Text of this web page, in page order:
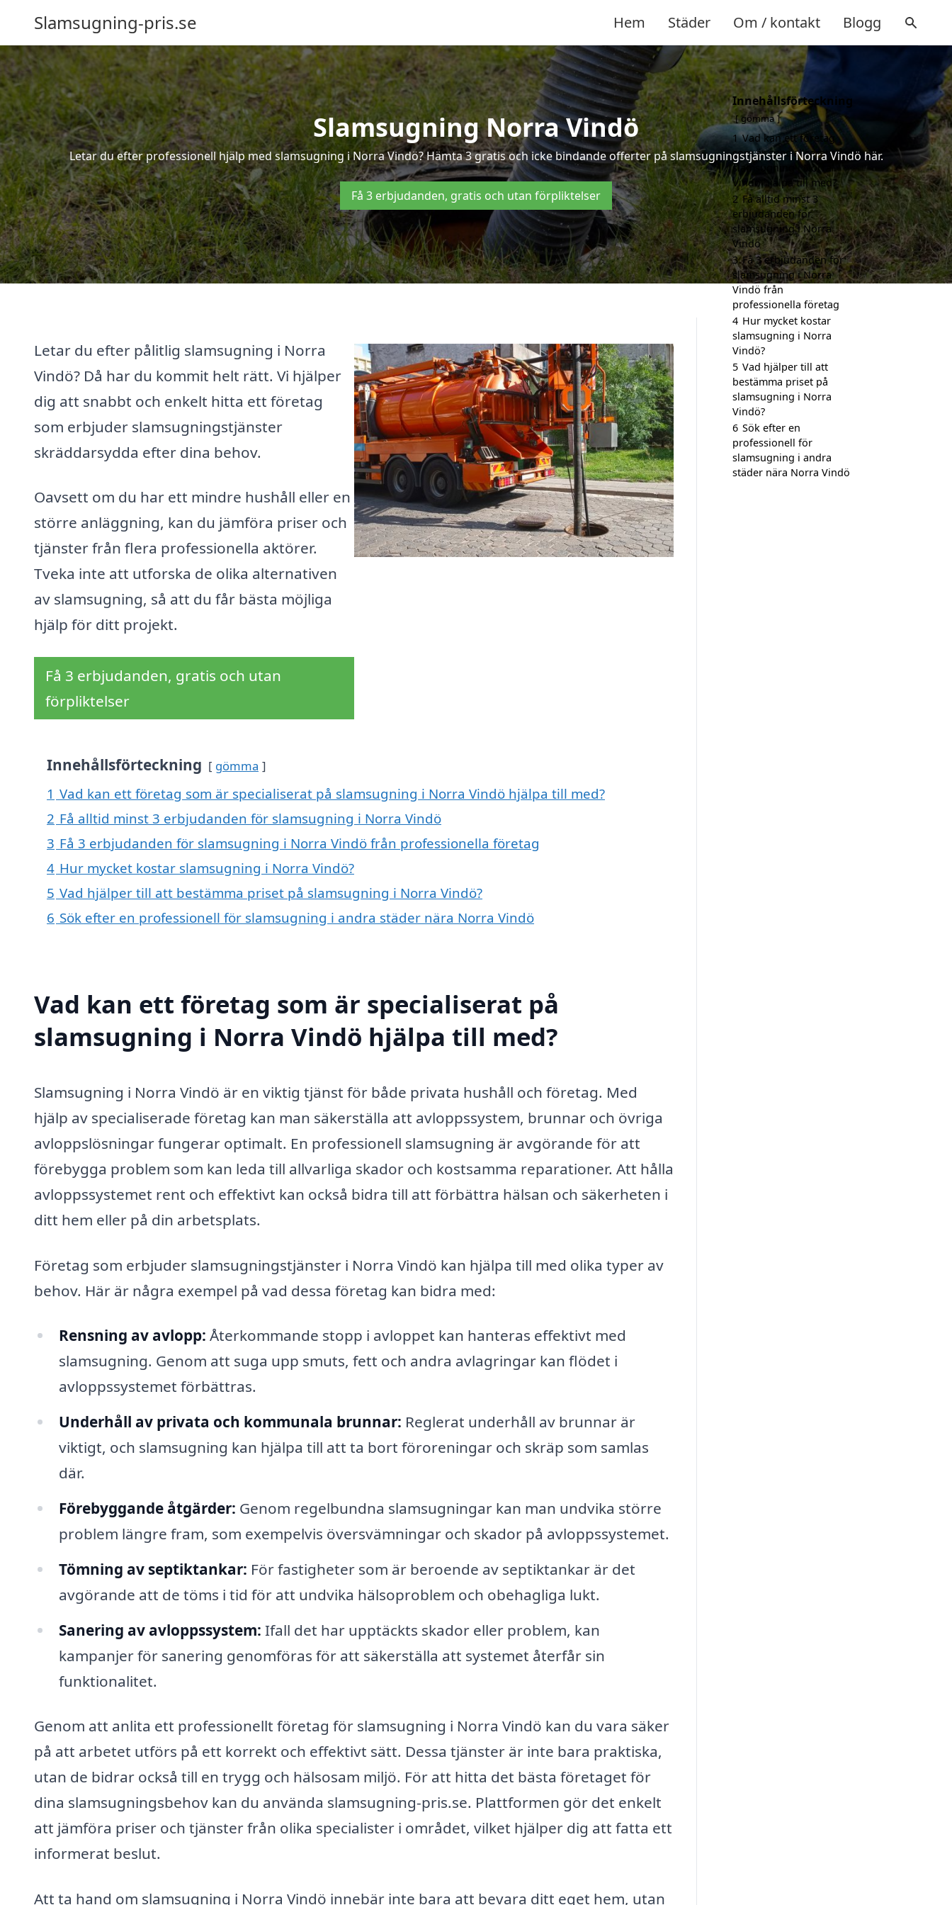
Slamsugning-pris.se Hem Städer Om / kontakt Blogg
Slamsugning Norra Vindö
Letar du efter professionell hjälp med slamsugning i Norra Vindö? Hämta 3 gratis och icke bindande offerter på slamsugningstjänster i Norra Vindö här.
Få 3 erbjudanden, gratis och utan förpliktelser
Letar du efter pålitlig slamsugning i Norra
Vindö? Då har du kommit helt rätt. Vi hjälper
dig att snabbt och enkelt hitta ett företag
som erbjuder slamsugningstjänster
skräddarsydda efter dina behov.
Oavsett om du har ett mindre hushåll eller en
större anläggning, kan du jämföra priser och
tjänster från flera professionella aktörer.
Tveka inte att utforska de olika alternativen
av slamsugning, så att du får bästa möjliga
hjälp för ditt projekt.
Få 3 erbjudanden, gratis och utan
förpliktelser
Innehållsförteckning gömma
1 Vad kan ett företag som är specialiserat på slamsugning i Norra Vindö hjälpa till med?
2 Få alltid minst 3 erbjudanden för slamsugning i Norra Vindö
3 Få 3 erbjudanden för slamsugning i Norra Vindö från professionella företag
4 Hur mycket kostar slamsugning i Norra Vindö?
5 Vad hjälper till att bestämma priset på slamsugning i Norra Vindö?
6 Sök efter en professionell för slamsugning i andra städer nära Norra Vindö
Vad kan ett företag som är specialiserat på
slamsugning i Norra Vindö hjälpa till med?
Slamsugning i Norra Vindö är en viktig tjänst för både privata hushåll och företag. Med
hjälp av specialiserade företag kan man säkerställa att avloppssystem, brunnar och övriga
avloppslösningar fungerar optimalt. En professionell slamsugning är avgörande för att
förebygga problem som kan leda till allvarliga skador och kostsamma reparationer. Att hålla
avloppssystemet rent och effektivt kan också bidra till att förbättra hälsan och säkerheten i
ditt hem eller på din arbetsplats.
Företag som erbjuder slamsugningstjänster i Norra Vindö kan hjälpa till med olika typer av
behov. Här är några exempel på vad dessa företag kan bidra med:
Rensning av avlopp: Återkommande stopp i avloppet kan hanteras effektivt med
slamsugning. Genom att suga upp smuts, fett och andra avlagringar kan flödet i
avloppssystemet förbättras.
Underhåll av privata och kommunala brunnar: Reglerat underhåll av brunnar är
viktigt, och slamsugning kan hjälpa till att ta bort föroreningar och skräp som samlas
där.
Förebyggande åtgärder: Genom regelbundna slamsugningar kan man undvika större
problem längre fram, som exempelvis översvämningar och skador på avloppssystemet.
Tömning av septiktankar: För fastigheter som är beroende av septiktankar är det
avgörande att de töms i tid för att undvika hälsoproblem och obehagliga lukt.
Sanering av avloppssystem: Ifall det har upptäckts skador eller problem, kan
kampanjer för sanering genomföras för att säkerställa att systemet återfår sin
funktionalitet.
Genom att anlita ett professionellt företag för slamsugning i Norra Vindö kan du vara säker
på att arbetet utförs på ett korrekt och effektivt sätt. Dessa tjänster är inte bara praktiska,
utan de bidrar också till en trygg och hälsosam miljö. För att hitta det bästa företaget för
dina slamsugningsbehov kan du använda slamsugning-pris.se. Plattformen gör det enkelt
att jämföra priser och tjänster från olika specialister i området, vilket hjälper dig att fatta ett
informerat beslut.
Att ta hand om slamsugning i Norra Vindö innebär inte bara att bevara ditt eget hem, utan
Innehållsförteckning
gömma
1 Vad kan ett företag
som är specialiserat på
slamsugning i Norra
Vindö hjälpa till med?
2 Få alltid minst 3
erbjudanden för
slamsugning i Norra
Vindö
3 Få 3 erbjudanden för
slamsugning i Norra
Vindö från
professionella företag
4 Hur mycket kostar
slamsugning i Norra
Vindö?
5 Vad hjälper till att
bestämma priset på
slamsugning i Norra
Vindö?
6 Sök efter en
professionell för
slamsugning i andra
städer nära Norra Vindö